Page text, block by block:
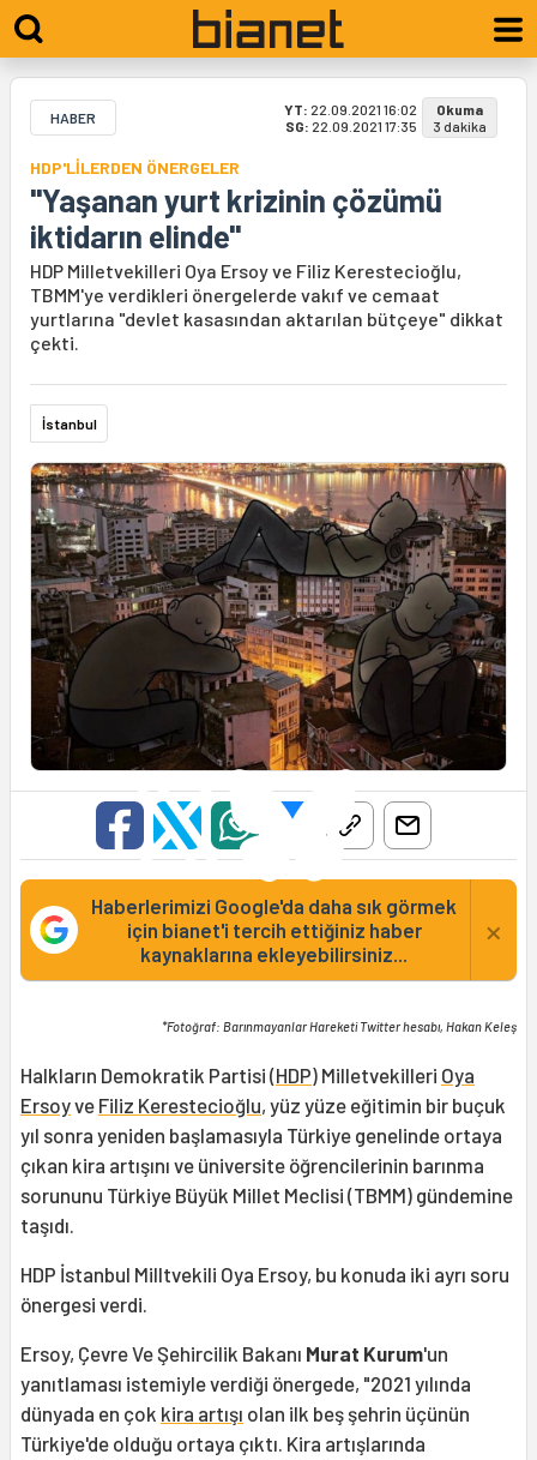
HABER YT: 22.09.2021 16:02
SG: 22.09.2021 17:35
Okuma
3 dakika
HDP'LİLERDEN ÖNERGELER
"Yaşanan yurt krizinin çözümü
iktidarın elinde"
HDP Milletvekilleri Oya Ersoy ve Filiz Kerestecioğlu,
TBMM'ye verdikleri önergelerde vakıf ve cemaat
yurtlarına "devlet kasasından aktarılan bütçeye" dikkat
çekti.
İstanbul
Haberlerimizi Google'da daha sık görmek
için bianet'i tercih ettiğiniz haber
kaynaklarına ekleyebilirsiniz...
×
*Fotoğraf: Barınmayanlar Hareketi Twitter hesabı, Hakan Keleş
Halkların Demokratik Partisi (HDP) Milletvekilleri Oya
Ersoyve Filiz Kerestecioğlu, yüz yüze eğitimin bir buçuk
yıl sonra yeniden başlamasıyla Türkiye genelinde ortaya
çıkan kira artışını ve üniversite öğrencilerinin barınma
sorununu Türkiye Büyük Millet Meclisi (TBMM) gündemine
taşıdı.
HDP İstanbul Milltvekili Oya Ersoy, bu konuda iki ayrı soru
önergesi verdi.
Ersoy, Çevre Ve Şehircilik Bakanı Murat Kurum'un
yanıtlaması istemiyle verdiği önergede, "2021 yılında
dünyada en çok kira artışı olan ilk beş şehrin üçünün
Türkiye'de olduğu ortaya çıktı. Kira artışlarında